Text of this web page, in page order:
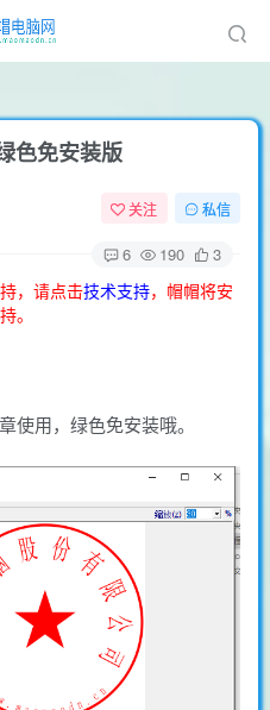
色免安装版
关注 私信
6 190 3
，请点击技术支持，帽帽将安
。
使用，绿色免安装哦。